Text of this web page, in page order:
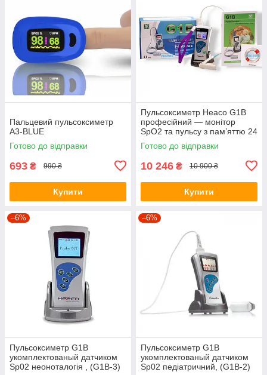
Пальцевий пульсоксиметр
A3-BLUE
Готово до відправки
693 ₴ 990 ₴
Купити
Пульсоксиметр Heaco G1B
професійний — монітор
SpO2 та пульсу з пам’яттю 24
години для дорослих і дітей
Готово до відправки
10 246 ₴ 10 900 ₴
Купити
–6%
Пульсоксиметр G1B
укомплектованый датчиком
Sp02 неоноталогія , (G1B-3)
–6%
Пульсоксиметр G1B
укомплектованый датчиком
Sp02 педіатричний, (G1B-2)